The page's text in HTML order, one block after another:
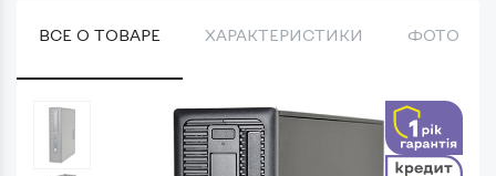
ВСЕ О ТОВАРЕ ХАРАКТЕРИСТИКИ ФОТО